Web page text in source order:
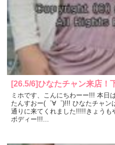
[26.5/6]ひなたチャン来店！
ミホです、こんにちわーー!!! 本日
たんすおー(゜∀゜)!!! ひなたチャン
通りに来てくれました!!!!!きょうも
ボディー!!!...